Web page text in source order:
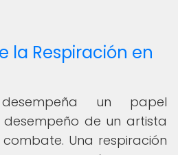
la Respiración en
un papel
de un artista
Una respiración